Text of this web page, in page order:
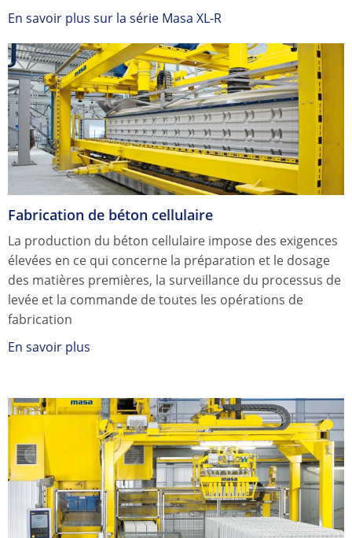
En savoir plus sur la série Masa XL-R
Fabrication de béton cellulaire
La production du béton cellulaire impose des exigences
élevées en ce qui concerne la préparation et le dosage
des matières premières, la surveillance du processus de
levée et la commande de toutes les opérations de
fabrication
En savoir plus